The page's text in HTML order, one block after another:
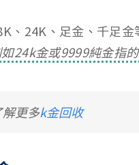
、24K、足金、千足
24k金或9999純金指
更多k金回收